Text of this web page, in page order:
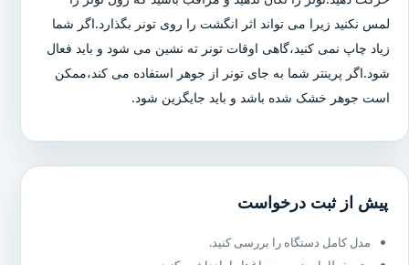
لمس نکنید زیرا می تواند اثر انگشت را روی تونر بگذارد.اگر شما
زیاد چاپ نمی کنید،گاهی اوقات تونر ته نشین می شود و باید فعال
شود.اگر پرینتر شما به جای تونر از جوهر استفاده می کند،ممکن
است جوهر خشک شده باشد و باید جایگزین شود.
پیش از ثبت درخواست
مدل کامل دستگاه را بررسی کنید.